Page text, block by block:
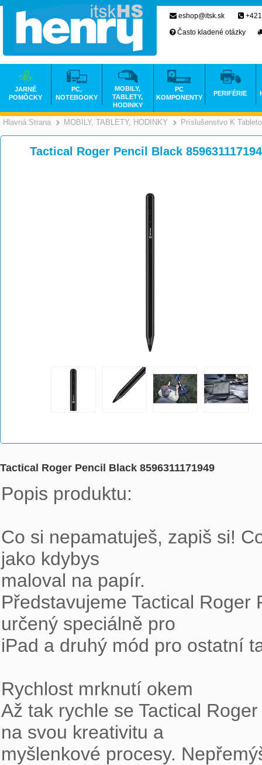
Hlavná Strana >
MOBILY, TABLETY, HODINKY >
Príslušenstvo K
Tactical Roger Pencil Black
Tactical Roger Pencil Black 8596311171949
Popis produktu:
Co si nepamatuješ, zapiš si!
jako kdybys
maloval na papír.
Představujeme Tactical
určený speciálně pro
iPad a druhý mód pro ostatní
Rychlost mrknutí okem
Až tak rychle se Tactical
na svou kreativitu a
myšlenkové procesy.
eshop@itsk.sk
Často kladené otázky
JARNÉ
POMÔCKY
PC,
NOTEBOOKY
MOBILY,
TABLETY,
HODINKY
PC
KOMPONENTY
PERIFÉRIE